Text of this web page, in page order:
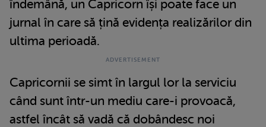
îndemână, un Capricorn își poate face un
jurnal în care să țină evidența realizărilor din
ultima perioadă.
Capricornii se simt în largul lor la serviciu
când sunt într-un mediu care-i provoacă,
astfel încât să vadă că dobândesc noi